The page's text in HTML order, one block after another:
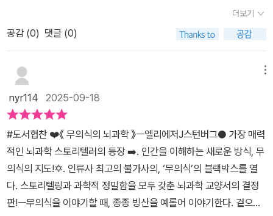
후 도로교통법을 준수하며 미리 정해진 경로를 운전했다. 운전하는
내내 이어폰을 끼고 통화를 게속했다. 피험자들은 도중에 보았던 옥
률이 형편없이 낮았다.뇌는 기억을 편집한다기억은 상호연결되어 있
는 탓에 시간이 지날수록 변할 여지가 있다. 뇌는 특징이 비슷한 기억
을 연결하고 가장 중요하다고 생각하는 사건들을 강조한다. 마찬가지
로 뇌는 새로운 생각과 경험을 바탕으로 나중에 그 사건들을 재구성
할 수 있다. 기억은 촘촘하게 얽힌 이야기처럼 나름의 방향과 관점을
갖고 잇으며 언제든지 수정될 수 있다.우리의 개인사는 우리의 자아
상을 만들고 저장된 지식을 모은다. 무의식계는 기억을 암호화하면서
우리의 인격도 형성한다. 무의식은 비디오카메라처럼 경험을 있는 그
렇기에 뇌의 무의식적 작동 원리에 대한 이해는 어쩌면 '나'를 이해하
는 방법이었는지도 모르겠습니다.​그동안 미스터리라고 선포되었던
것들.조금씩 밝혀지는 진실들.그리고 앞으로 채워질 진실들까지.우리
삶의 방향이 또 어떻게 바뀔지 기대되었습니다.
이는 걸까?’‘왜 어떤 감정은 의지와 상관없이 솟구쳐 오를까?’ 저자
는 뇌 손상 환자나 신경 질환 사례를 통해, 의식과 무의식이 따로 존재
하고 때로는 서로 충돌하기도 한다는 점을 흥미롭게 설명해요. 무의
식은 단순히 프로이트가 말한 억눌린 욕망이 아니라, 우리의 뇌가 방
대한 정보를 효율적으로 처리하기 위해 작동하는 본질적 메커니즘이
죠.창의성, 직관, 도덕적 판단까지 무의식의 산물이라는 이야기를 접
하면, 내가 ‘의식적으로’ 했다고 믿는 수많은 결정이 사실은 뇌의 무의
식적 시스템 덕분이라는 걸 실감하게 돼요. 저는 의식이 단순히 무의
식의 결과를 해설하는 ‘해설자’에 불과하다는 점이 인상 깊었어요.그
렇다고 의식이 쓸모없다는 건 아니에요.무의식이 내린 결정을 사회적
·도덕적 기준에 맞게 조율하는 역할을 하기 때문이죠.결국 인간은 무
의식과 의식이 끊임없이 협업하며 살아가는 존재라는 걸 깨닫게 돼
더보기
공감 (0) 댓글 (0)
nyr114 2025-09-18
#도서협찬 ❤️《 무의식의 뇌과학 》ㅡ엘리에저J스턴버그● 가장 매력
적인 뇌과학 스토리텔러의 등장 ➡️. 인간을 이해하는 새로운 방식, 무
의식의 지도!✡️. 인류사 최고의 불가사의, ‘무의식’의 블랙박스를 열
다. 스토리텔링과 과학적 정밀함을 모두 갖춘 뇌과학 교양서의 결정
판!ㅡ무의식을 이야기할 때, 종종 빙산을 예롤어 이야기한다. 겉으로